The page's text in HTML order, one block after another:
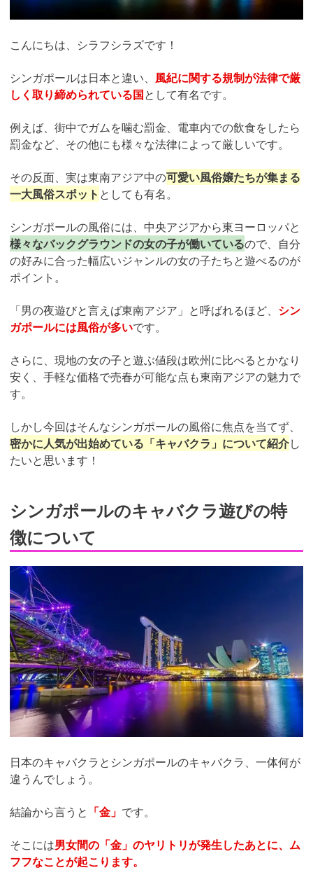
こんにちは、シラフシラズです！
シンガポールは日本と違い、 風紀に関する規制が法律で厳
しく取り締められている国として有名です。
例えば、街中でガムを噛む罰金、電車内での飲食をしたら
罰金など、その他にも様々な法律によって厳しいです。
その反面、実は東南アジア中の可愛い風俗嬢たちが集まる
一大風俗スポット としても有名。
シンガポールの風俗には、中央アジアから東ヨーロッパと
様々なバックグラウンドの女の子が働いているので、自分
の好みに合った幅広いジャンルの女の子たちと遊べるのが
ポイント。
「男の夜遊びと言えば東南アジア」と呼ばれるほど、 シン
ガポールには風俗が多いです。
さらに、現地の女の子と遊ぶ値段は欧州に比べるとかなり
安く、手軽な価格で売春が可能な点も東南アジアの魅力で
す。
しかし今回はそんなシンガポールの風俗に焦点を当てず、
密かに人気が出始めている「キャバクラ」について紹介し
たいと思います！
シンガポールのキャバクラ遊びの特
徴について
日本のキャバクラとシンガポールのキャバクラ、一体何が
違うんでしょう。
結論から言うと 「金」 です。
そこには男女間の「金」のヤリトリが発生したあとに、ム
フフなことが起こります。